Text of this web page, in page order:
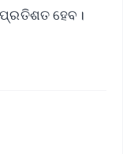
ହେବ।